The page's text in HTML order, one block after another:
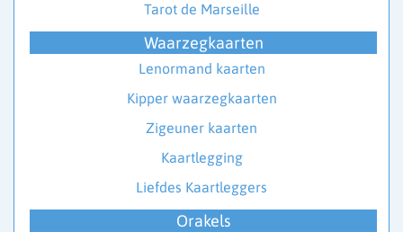
Tarot de Marseille
Waarzegkaarten
Lenormand kaarten
Kipper waarzegkaarten
Zigeuner kaarten
Kaartlegging
Liefdes Kaartleggers
Orakels